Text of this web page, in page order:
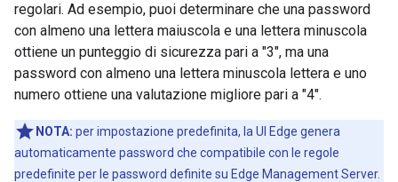
regolari. Ad esempio, puoi determinare che una password
con almeno una lettera maiuscola e una lettera minuscola
ottiene un punteggio di sicurezza pari a "3", ma una
password con almeno una lettera minuscola lettera e uno
numero ottiene una valutazione migliore pari a "4".
NOTA: per impostazione predefinita, la UI Edge genera
automaticamente password che compatibile con le regole
predefinite per le password definite su Edge Management Server.